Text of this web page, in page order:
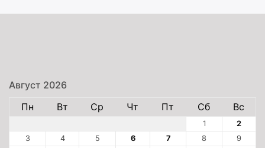
Август 2026
Пн
Вт Ср Чт Пт Сб Вс
1
2
3
4 5 6 7 8
9